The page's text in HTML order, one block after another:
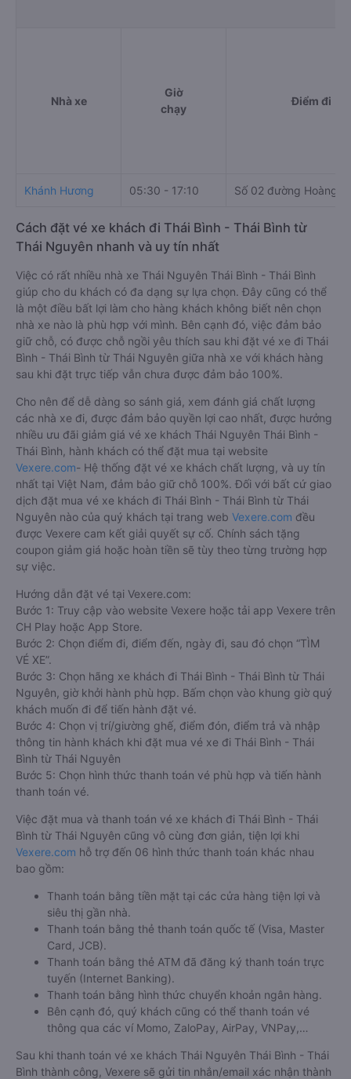
Nhà xe
Giờ
chạy
Điểm đi
Khánh Hương 05:30 - 17:10 Số 02 đường Hoàng
Cách đặt vé xe khách đi Thái Bình - Thái Bình từ
Thái Nguyên nhanh và uy tín nhất
Việc có rất nhiều nhà xe Thái Nguyên Thái Bình - Thái Bình
giúp cho du khách có đa dạng sự lựa chọn. Đây cũng có thể
là một điều bất lợi làm cho hàng khách không biết nên chọn
nhà xe nào là phù hợp với mình. Bên cạnh đó, việc đảm bảo
giữ chỗ, có được chỗ ngồi yêu thích sau khi đặt vé xe đi Thái
Bình - Thái Bình từ Thái Nguyên giữa nhà xe với khách hàng
sau khi đặt trực tiếp vẫn chưa được đảm bảo 100%.
Cho nên để dễ dàng so sánh giá, xem đánh giá chất lượng
các nhà xe đi, được đảm bảo quyền lợi cao nhất, được hưởng
nhiều ưu đãi giảm giá vé xe khách Thái Nguyên Thái Bình -
Thái Bình, hành khách có thể đặt mua tại website
Vexere.com- Hệ thống đặt vé xe khách chất lượng, và uy tín
nhất tại Việt Nam, đảm bảo giữ chỗ 100%. Đối với bất cứ giao
dịch đặt mua vé xe khách đi Thái Bình - Thái Bình từ Thái
Nguyên nào của quý khách tại trang web Vexere.com đều
được Vexere cam kết giải quyết sự cố. Chính sách tặng
coupon giảm giá hoặc hoàn tiền sẽ tùy theo từng trường hợp
sự việc.
Hướng dẫn đặt vé tại Vexere.com:
Bước 1: Truy cập vào website Vexere hoặc tải app Vexere trên
CH Play hoặc App Store.
Bước 2: Chọn điểm đi, điểm đến, ngày đi, sau đó chọn “TÌM
VÉ XE”.
Bước 3: Chọn hãng xe khách đi Thái Bình - Thái Bình từ Thái
Nguyên, giờ khởi hành phù hợp. Bấm chọn vào khung giờ quý
khách muốn đi để tiến hành đặt vé.
Bước 4: Chọn vị trí/giường ghế, điểm đón, điểm trả và nhập
thông tin hành khách khi đặt mua vé xe đi Thái Bình - Thái
Bình từ Thái Nguyên
Bước 5: Chọn hình thức thanh toán vé phù hợp và tiến hành
thanh toán vé.
Việc đặt mua và thanh toán vé xe khách đi Thái Bình - Thái
Bình từ Thái Nguyên cũng vô cùng đơn giản, tiện lợi khi
Vexere.com hỗ trợ đến 06 hình thức thanh toán khác nhau
bao gồm:
Thanh toán bằng tiền mặt tại các cửa hàng tiện lợi và
siêu thị gần nhà.
Thanh toán bằng thẻ thanh toán quốc tế (Visa, Master
Card, JCB).
Thanh toán bằng thẻ ATM đã đăng ký thanh toán trực
tuyến (Internet Banking).
Thanh toán bằng hình thức chuyển khoản ngân hàng.
Bên cạnh đó, quý khách cũng có thể thanh toán vé
thông qua các ví Momo, ZaloPay, AirPay, VNPay,…
Sau khi thanh toán vé xe khách Thái Nguyên Thái Bình - Thái
Bình thành công, Vexere sẽ gửi tin nhắn/email xác nhận thành